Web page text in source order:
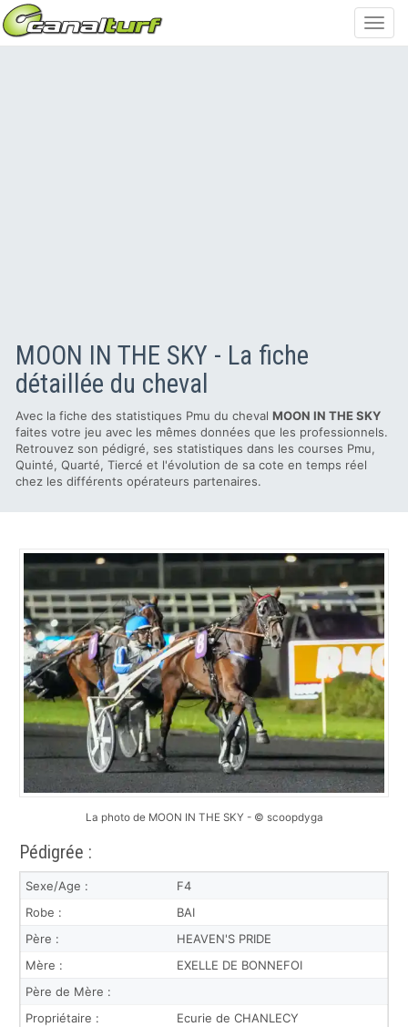
MOON IN THE SKY - La fiche
détaillée du cheval
Avec la fiche des statistiques Pmu du cheval MOON IN THE SKY
faites votre jeu avec les mêmes données que les professionnels.
Retrouvez son pédigré, ses statistiques dans les courses Pmu,
Quinté, Quarté, Tiercé et l'évolution de sa cote en temps réel
chez les différents opérateurs partenaires.
La photo de MOON IN THE SKY - © scoopdyga
Pédigrée :
Sexe/Age :
F4
Robe :
BAI
Père :
HEAVEN'S PRIDE
Mère :
EXELLE DE BONNEFOI
Père de Mère :
Propriétaire :
Ecurie de CHANLECY